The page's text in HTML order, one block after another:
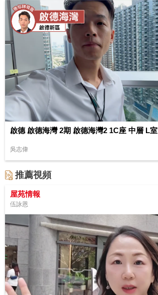
啟德 啟德海灣 2期 啟德海灣2 1C座 中層 L室
吳志偉
推薦視頻
屋苑情報
伍詠恩